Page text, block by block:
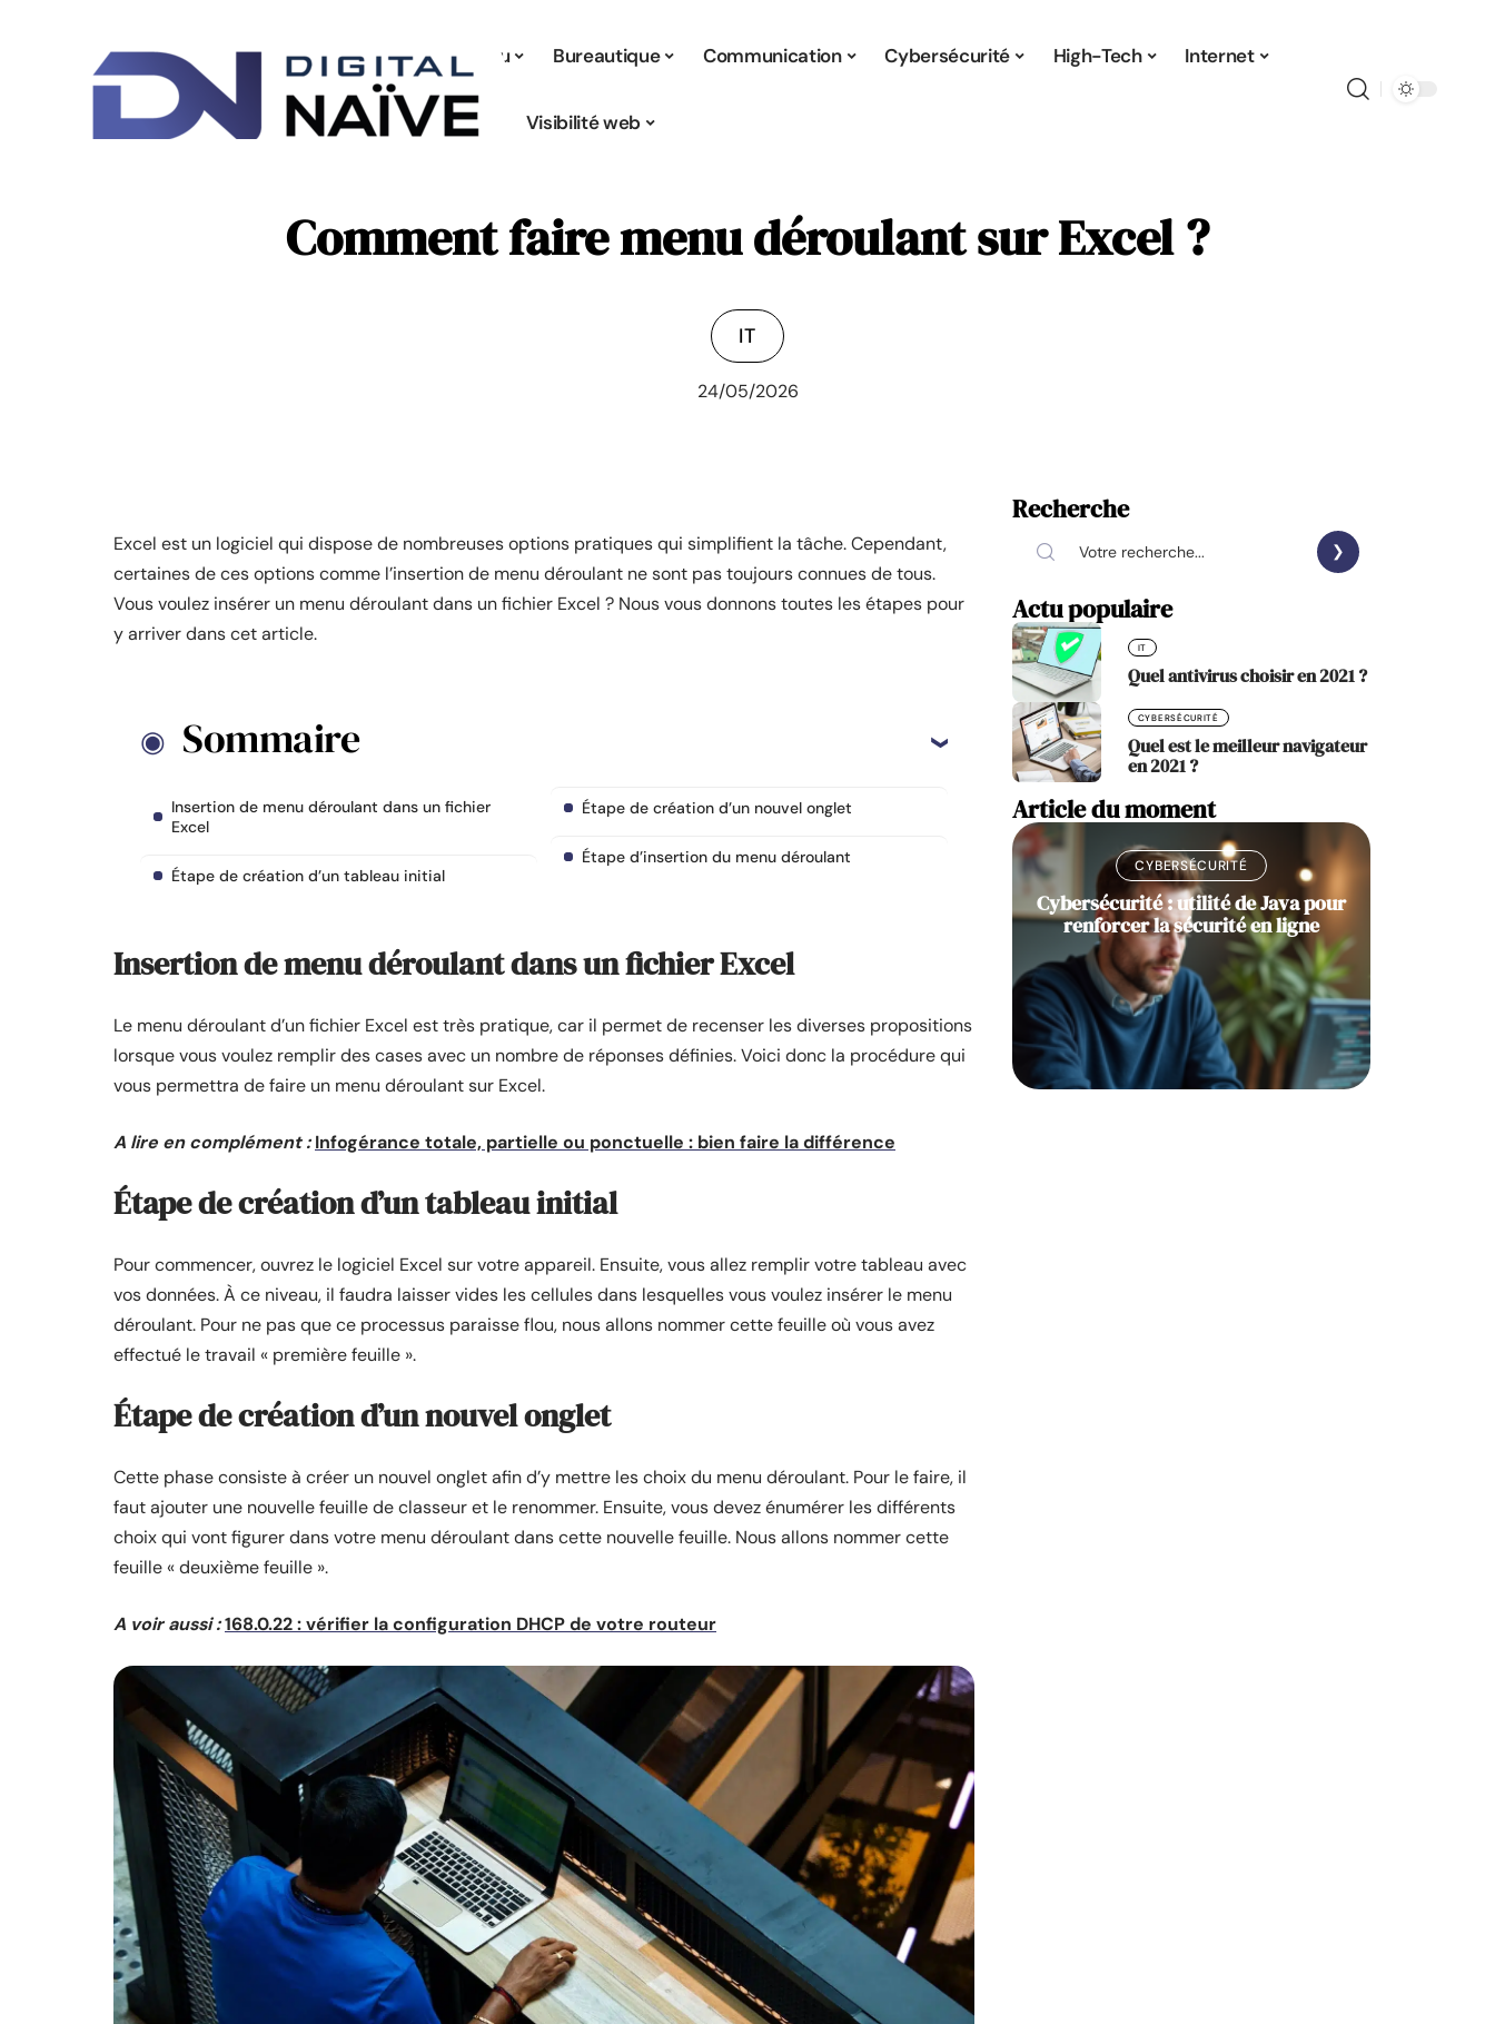
Actu Bureautique Communication Cybersécurité High-Tech Internet
IT Visibilité web
Comment faire menu déroulant sur Excel ?
IT
24/05/2026
Excel est un logiciel qui dispose de nombreuses options pratiques qui simplifient la tâche. Cependant,
certaines de ces options comme l’insertion de menu déroulant ne sont pas toujours connues de tous.
Vous voulez insérer un menu déroulant dans un fichier Excel ? Nous vous donnons toutes les étapes pour
y arriver dans cet article.
Sommaire
Insertion de menu déroulant dans un fichier
Excel
Étape de création d’un tableau initial
Étape de création d’un nouvel onglet
Étape d’insertion du menu déroulant
Insertion de menu déroulant dans un fichier Excel
Le menu déroulant d’un fichier Excel est très pratique, car il permet de recenser les diverses propositions
lorsque vous voulez remplir des cases avec un nombre de réponses définies. Voici donc la procédure qui
vous permettra de faire un menu déroulant sur Excel.
A lire en complément : Infogérance totale, partielle ou ponctuelle : bien faire la différence
Étape de création d’un tableau initial
Pour commencer, ouvrez le logiciel Excel sur votre appareil. Ensuite, vous allez remplir votre tableau avec
vos données. À ce niveau, il faudra laisser vides les cellules dans lesquelles vous voulez insérer le menu
déroulant. Pour ne pas que ce processus paraisse flou, nous allons nommer cette feuille où vous avez
effectué le travail « première feuille ».
Étape de création d’un nouvel onglet
Cette phase consiste à créer un nouvel onglet afin d’y mettre les choix du menu déroulant. Pour le faire, il
faut ajouter une nouvelle feuille de classeur et le renommer. Ensuite, vous devez énumérer les différents
choix qui vont figurer dans votre menu déroulant dans cette nouvelle feuille. Nous allons nommer cette
feuille « deuxième feuille ».
A voir aussi :168.0.22 : vérifier la configuration DHCP de votre routeur
Recherche
Actu populaire
IT
Quel antivirus choisir en 2021 ?
CYBERSÉCURITÉ
Quel est le meilleur navigateur
en 2021 ?
Article du moment
CYBERSÉCURITÉ
Cybersécurité : utilité de Java pour
renforcer la sécurité en ligne